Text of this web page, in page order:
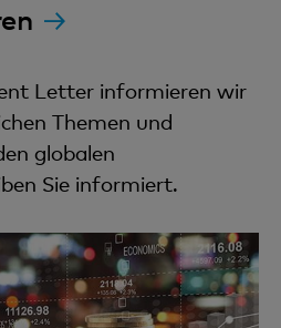
Letter informieren wir
Themen und
globalen
Sie informiert.